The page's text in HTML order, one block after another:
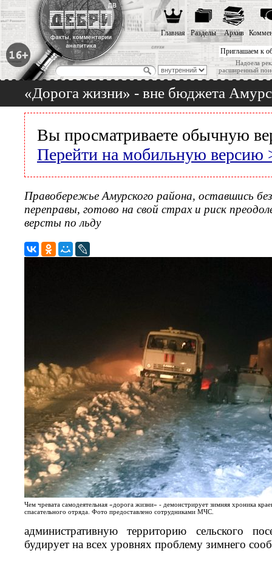
Приглашаем к
Надоела
расширенный
Главная Разделы Архив
«Дорога жизни» - вне бюджета
Вы просматриваете обычную
Перейти на мобильную версию
Правобережье Амурского района, оставшись
переправы, готово на свой страх и риск
версты по льду
Чем чревата самодеятельная «дорога жизни» - демонстрирует зимняя хроника
спасательного отряда. Фото предоставлено сотрудниками МЧС.
административную территорию сельского
будирует на всех уровнях проблему зимнего